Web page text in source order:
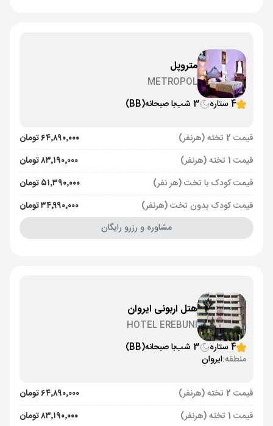
متروپل
METROPOL
4 ستاره
3 شب با صبحانه(BB)
قیمت 2 تخته (هرنفر)
۶۴٬۸۹۰٬۰۰۰ تومان
قیمت 1 تخته (هرنفر)
۸۳٬۱۹۰٬۰۰۰ تومان
قیمت کودک با تخت (هر نفر)
۵۱٬۳۹۰٬۰۰۰ تومان
قیمت کودک بدون تخت (هرنفر)
۳۴٬۹۹۰٬۰۰۰ تومان
مشاوره و رزرو رایگان
هتل اربونی ایروان
HOTEL EREBUNI
4 ستاره
3 شب با صبحانه(BB)
منطقه:ایروان
قیمت 2 تخته (هرنفر)
۶۴٬۸۹۰٬۰۰۰ تومان
قیمت 1 تخته (هرنفر)
۸۳٬۱۹۰٬۰۰۰ تومان